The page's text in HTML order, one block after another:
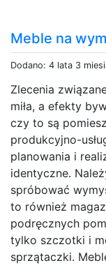
Meble na
Dodano: 4 lata 3
Zlecenia
miła, a efekty
czy to są
produkcyjno-
planowania i
identyczne.
spróbować
to również
podręcznych
tylko szczotki i
sprzątaczki.